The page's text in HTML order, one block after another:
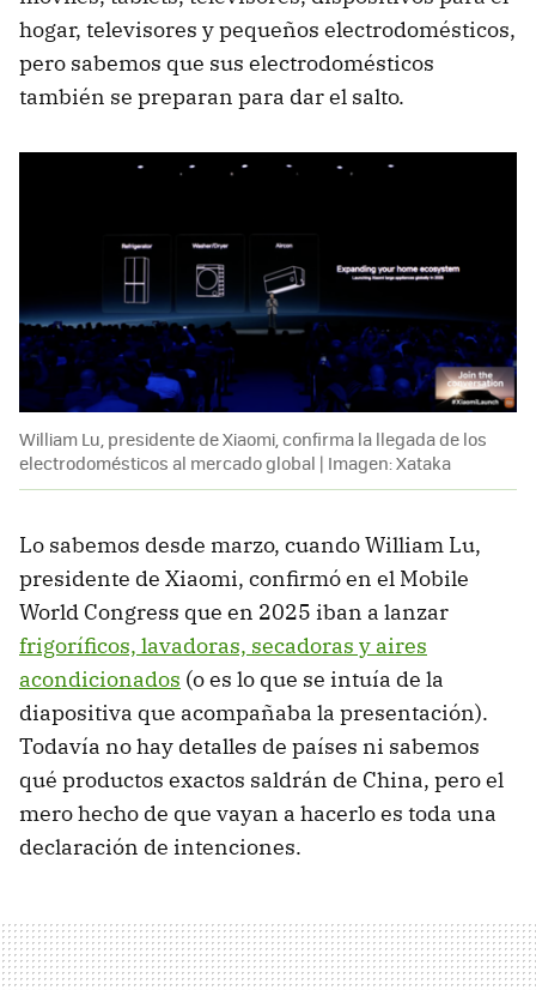
hogar, televisores y pequeños electrodomésticos,
pero sabemos que sus electrodomésticos
también se preparan para dar el salto.
William Lu, presidente de Xiaomi, confirma la llegada de los
electrodomésticos al mercado global | Imagen: Xataka
Lo sabemos desde marzo, cuando William Lu,
presidente de Xiaomi, confirmó en el Mobile
World Congress que en 2025 iban a lanzar
frigoríficos, lavadoras, secadoras y aires
acondicionados (o es lo que se intuía de la
diapositiva que acompañaba la presentación).
Todavía no hay detalles de países ni sabemos
qué productos exactos saldrán de China, pero el
mero hecho de que vayan a hacerlo es toda una
declaración de intenciones.